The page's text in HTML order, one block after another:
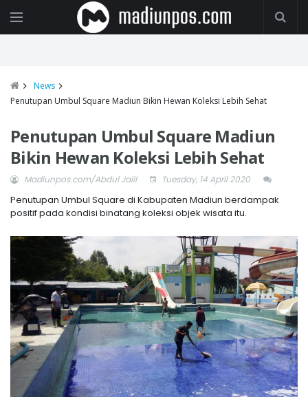
News
Penutupan Umbul Square Madiun Bikin Hewan Koleksi Lebih Sehat
Penutupan Umbul Square Madiun
Bikin Hewan Koleksi Lebih Sehat
Madiunpos.com/Abdul Jalil Tuesday, 14 April 2020
Penutupan Umbul Square di Kabupaten Madiun berdampak
positif pada kondisi binatang koleksi objek wisata itu.